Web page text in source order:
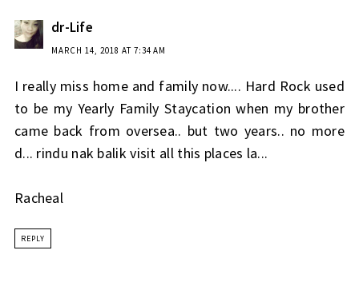
dr-Life
MARCH 14, 2018 AT 7:34 AM
I really miss home and family now.... Hard Rock used
to be my Yearly Family Staycation when my brother
came back from oversea.. but two years.. no more
d... rindu nak balik visit all this places la...
Racheal
REPLY